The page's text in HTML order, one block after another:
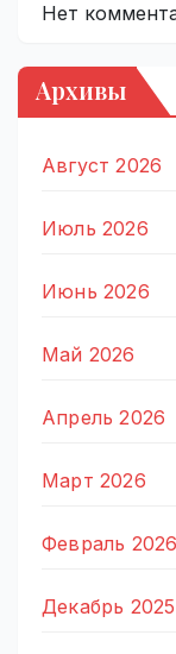
Нет
Архивы
Август 2026
Июль 2026
Июнь 2026
Май 2026
Апрель 2026
Март 2026
Февраль 2026
Декабрь 2025